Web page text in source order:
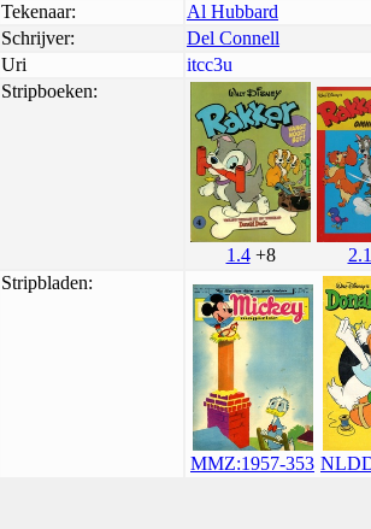
Tekenaar:
Al Hubbard
Schrijver:
Del Connell
Uri
itcc3u
Stripboeken:
1.4+8
2.1
Stripbladen:
MMZ:1957-353